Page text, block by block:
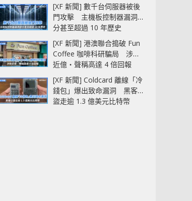
[XF 新聞] 數千台伺服器被後
門攻擊 主機板控制器漏洞部
分甚至超過 10 年歷史
[XF 新聞] 港澳聯合搗破 Fun
Coffee 咖啡科研騙局 涉款
近億‧聲稱高達 4 倍回報
[XF 新聞] Coldcard 離線「冷
錢包」爆出致命漏洞 黑客已
盜走逾 1.3 億美元比特幣